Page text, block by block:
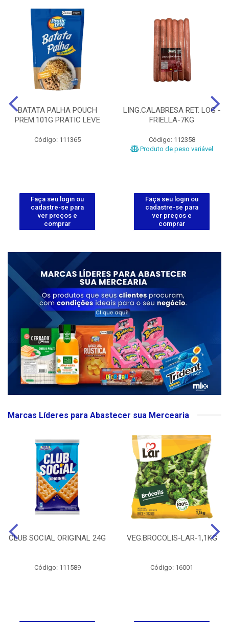
BATATA PALHA POUCH
PREM.101G PRATIC LEVE
Código: 111365
Faça seu login ou
cadastre-se para
ver preços e
comprar
LING.CALABRESA RET. LOG -
FRIELLA-7KG
Código: 112358
Produto de peso variável
Faça seu login ou
cadastre-se para
ver preços e
comprar
Marcas Líderes para Abastecer sua Mercearia
CLUB SOCIAL ORIGINAL 24G
Código: 111589
VEG.BROCOLIS-LAR-1,1KG
Código: 16001